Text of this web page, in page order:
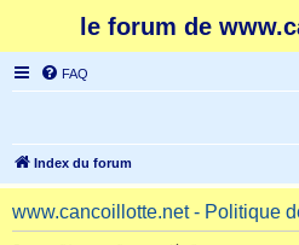
le forum de
FAQ
Index du forum
www.cancoillotte.net - Politique